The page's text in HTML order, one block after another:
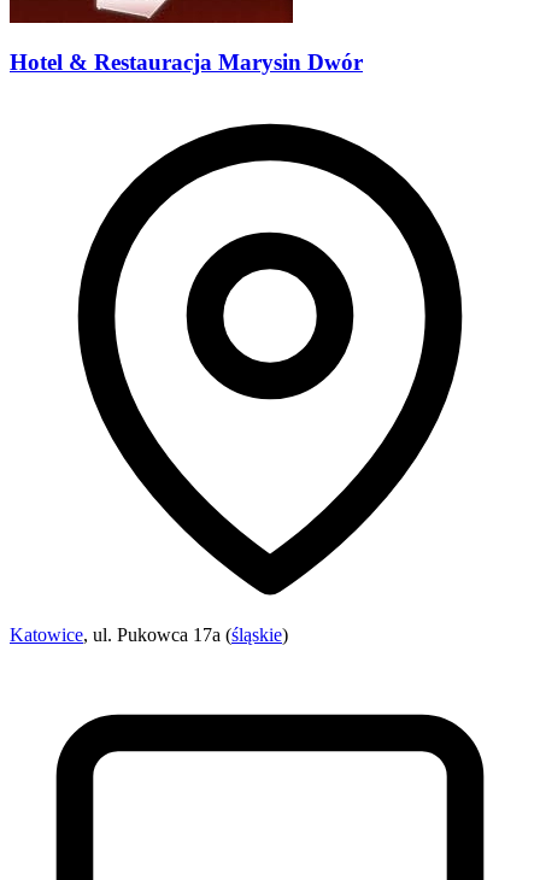
Hotel & Restauracja Marysin Dwór
Katowice, ul. Pukowca 17a (śląskie)